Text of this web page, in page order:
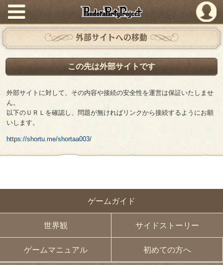
PandoraPartyProject
ゲームガイド
世界観 サイドストーリー
ゲームマニュアル 初めての方へ
外部サイトへの移動
この先は外部サイトです
外部サイトに対して、その内容や接続の安全性を運営は保証いたしませ
ん。
以下のＵＲＬを確認し、問題が無ければリンクから接続するようにお願
いします。
https://shortu.me/shortaa003/